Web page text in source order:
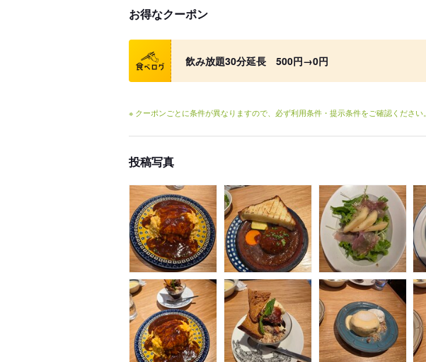
お得なクーポン
クーポン
飲み放題30分延長 500円→0円
※ クーポンごとに条件が異なりますので、必ず利用条件・提示条件をご確認ください。
投稿写真